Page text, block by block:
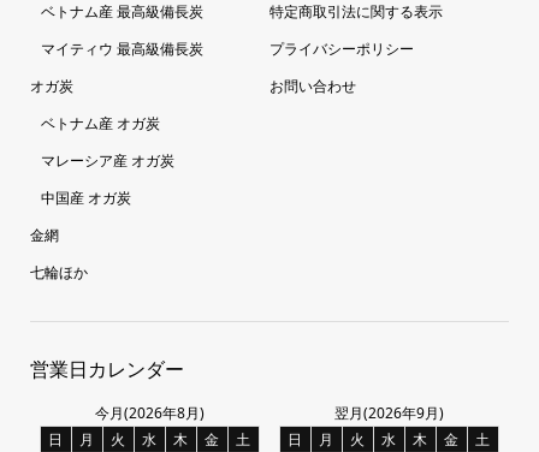
ベトナム産 最高級備長炭
マイティウ 最高級備長炭
オガ炭
ベトナム産 オガ炭
マレーシア産 オガ炭
中国産 オガ炭
金網
七輪ほか
特定商取引法に関する表示
プライバシーポリシー
お問い合わせ
営業日カレンダー
今月(2026年8月)
日
月 火 水 木 金
土
翌月(2026年9月)
日
月 火 水 木 金
土